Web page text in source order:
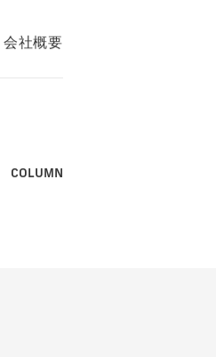
会社概要
COLUMN